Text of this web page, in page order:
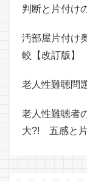
判断と片付け
汚部屋片付け
較【改訂版】
老人性難聴問
老人性難聴者
大?! 五感と